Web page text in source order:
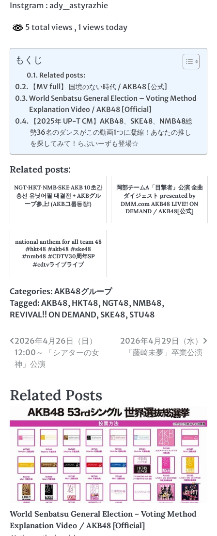
Instgram : ady_astyrazhie
5 total views , 1 views today
もくじ
Related posts:
【MV full】 国境のない時代 / AKB48 [公式]
World Senbatsu General Election – Voting Method
Explanation Video / AKB48 [Official]
【2025年 UP-T CM】AKB48、SKE48、NMB48総
勢36名のダンスがこの動画1つに凝縮！あなたの推し
を探してみて！らぶいーずも登場☆
Related posts:
NGT·HKT·NMB·SKE·AKB 10초간
총선 유닛어필 대결전 + AKBグル
ープ参上! (AKB그룹등장!)
岡部チームA「目撃者」公演 全曲
ダイジェスト presented by
DMM.com AKB48 LIVE!! ON
DEMAND / AKB48[公式]
national anthem for all team 48
#hkt48 #akb48 #ske48
#nmb48 #CDTV30周年SP
#cdtvライブライブ
Categories: AKB48グループ
Tagged: AKB48, HKT48, NGT48, NMB48,
REVIVAL!! ON DEMAND, SKE48, STU48
投
稿
ビ
ー
シ
ョ
ン
2026年4月26日（日）
12:00～ 「シアターの女
神」公演
2026年4月29日（水）
「藤崎未夢」卒業公演
Related Posts
World Senbatsu General Election – Voting Method
Explanation Video / AKB48 [Official]